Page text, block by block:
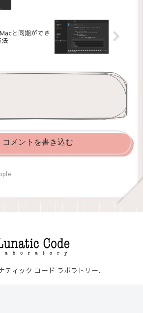
と同期ができ
法
コメントを書き込む
ティック コード ラボラトリー.